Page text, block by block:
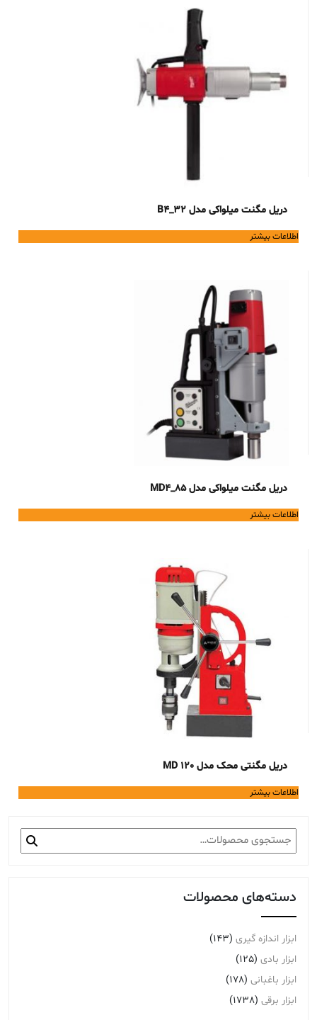
دریل مگنت میلواکی مدل B4_32
اطلاعات بیشتر
دریل مگنت میلواکی مدل MD4_85
اطلاعات بیشتر
دریل مگنتی محک مدل MD 120
اطلاعات بیشتر
جستجو
برای:
دسته‌های محصولات
ابزار اندازه گیری (143)
ابزار بادی (125)
ابزار باغبانی (178)
ابزار برقی (1738)